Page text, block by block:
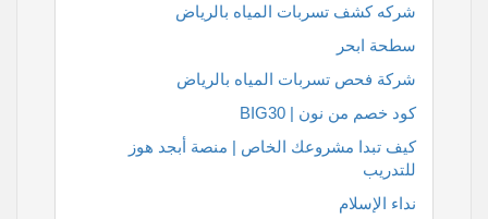
شركه كشف تسربات المياه بالرياض
سطحة ابحر
شركة فحص تسربات المياه بالرياض
كود خصم من نون | BIG30
كيف تبدا مشروعك الخاص | منصة أبجد هوز
للتدريب
نداء الإسلام